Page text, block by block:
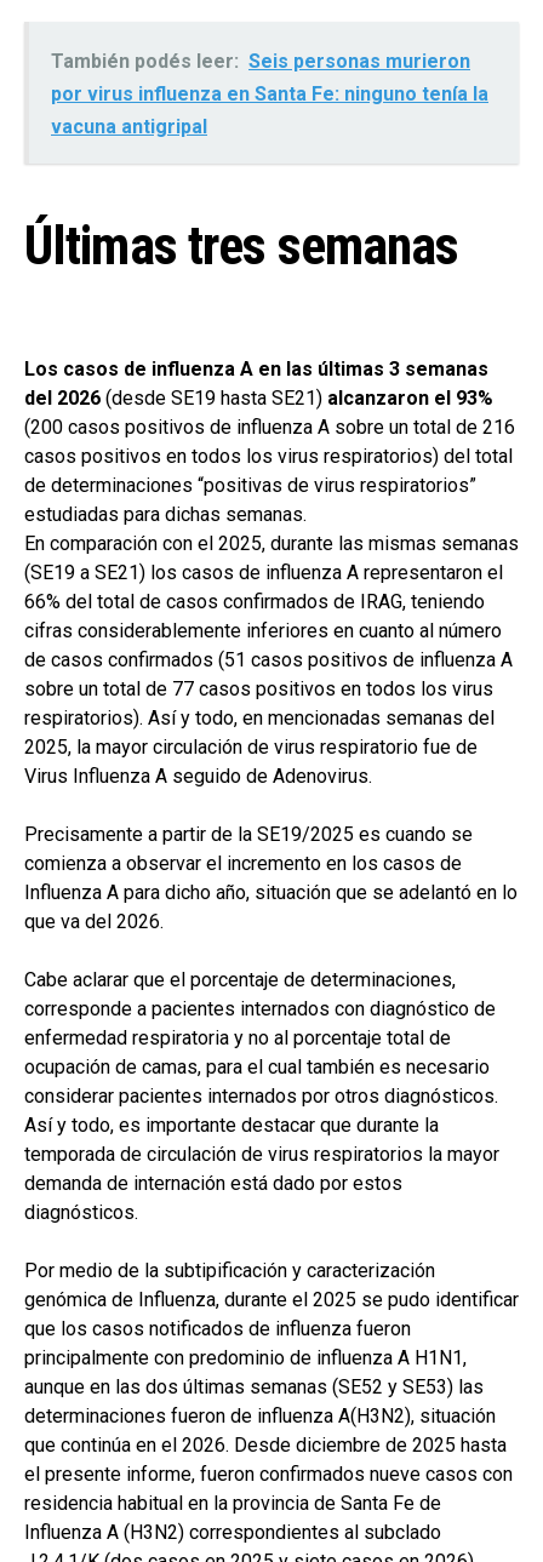
También podés leer: Seis personas murieron
por virus influenza en Santa Fe: ninguno tenía la
vacuna antigripal
Últimas tres semanas
Los casos de influenza A en las últimas 3 semanas
del 2026 (desde SE19 hasta SE21) alcanzaron el 93%
(200 casos positivos de influenza A sobre un total de 216
casos positivos en todos los virus respiratorios) del total
de determinaciones “positivas de virus respiratorios”
estudiadas para dichas semanas.
En comparación con el 2025, durante las mismas semanas
(SE19 a SE21) los casos de influenza A representaron el
66% del total de casos confirmados de IRAG, teniendo
cifras considerablemente inferiores en cuanto al número
de casos confirmados (51 casos positivos de influenza A
sobre un total de 77 casos positivos en todos los virus
respiratorios). Así y todo, en mencionadas semanas del
2025, la mayor circulación de virus respiratorio fue de
Virus Influenza A seguido de Adenovirus.
Precisamente a partir de la SE19/2025 es cuando se
comienza a observar el incremento en los casos de
Influenza A para dicho año, situación que se adelantó en lo
que va del 2026.
Cabe aclarar que el porcentaje de determinaciones,
corresponde a pacientes internados con diagnóstico de
enfermedad respiratoria y no al porcentaje total de
ocupación de camas, para el cual también es necesario
considerar pacientes internados por otros diagnósticos.
Así y todo, es importante destacar que durante la
temporada de circulación de virus respiratorios la mayor
demanda de internación está dado por estos
diagnósticos.
Por medio de la subtipificación y caracterización
genómica de Influenza, durante el 2025 se pudo identificar
que los casos notificados de influenza fueron
principalmente con predominio de influenza A H1N1,
aunque en las dos últimas semanas (SE52 y SE53) las
determinaciones fueron de influenza A(H3N2), situación
que continúa en el 2026. Desde diciembre de 2025 hasta
el presente informe, fueron confirmados nueve casos con
residencia habitual en la provincia de Santa Fe de
Influenza A (H3N2) correspondientes al subclado